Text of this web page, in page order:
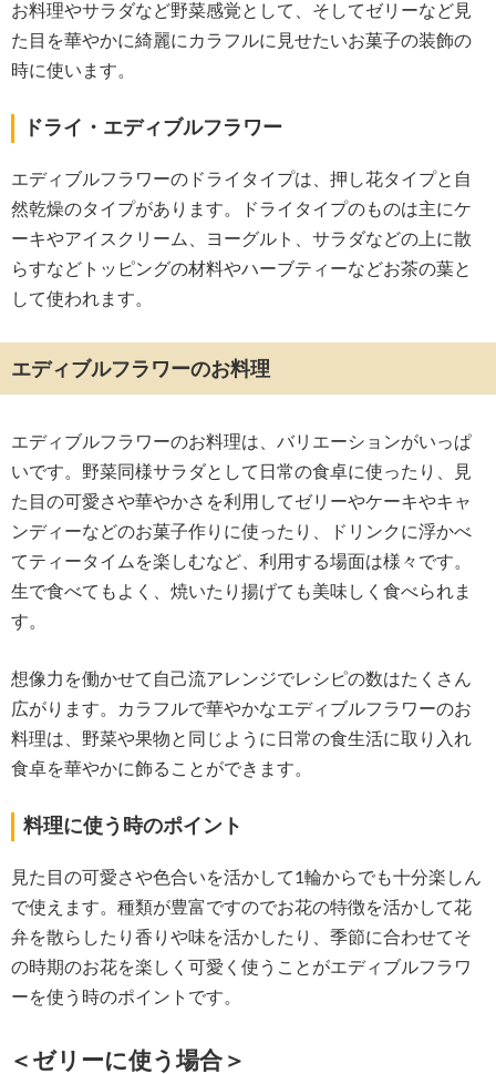
お料理やサラダなど野菜感覚として、そしてゼリーなど見
た目を華やかに綺麗にカラフルに見せたいお菓子の装飾の
時に使います。
ドライ・エディブルフラワー
エディブルフラワーのドライタイプは、押し花タイプと自
然乾燥のタイプがあります。ドライタイプのものは主にケ
ーキやアイスクリーム、ヨーグルト、サラダなどの上に散
らすなどトッピングの材料やハーブティーなどお茶の葉と
して使われます。
エディブルフラワーのお料理
エディブルフラワーのお料理は、バリエーションがいっぱ
いです。野菜同様サラダとして日常の食卓に使ったり、見
た目の可愛さや華やかさを利用してゼリーやケーキやキャ
ンディーなどのお菓子作りに使ったり、ドリンクに浮かべ
てティータイムを楽しむなど、利用する場面は様々です。
生で食べてもよく、焼いたり揚げても美味しく食べられま
す。
想像力を働かせて自己流アレンジでレシピの数はたくさん
広がります。カラフルで華やかなエディブルフラワーのお
料理は、野菜や果物と同じように日常の食生活に取り入れ
食卓を華やかに飾ることができます。
料理に使う時のポイント
見た目の可愛さや色合いを活かして1輪からでも十分楽しん
で使えます。種類が豊富ですのでお花の特徴を活かして花
弁を散らしたり香りや味を活かしたり、季節に合わせてそ
の時期のお花を楽しく可愛く使うことがエディブルフラワ
ーを使う時のポイントです。
＜ゼリーに使う場合＞